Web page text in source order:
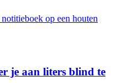
je aan liters blind te